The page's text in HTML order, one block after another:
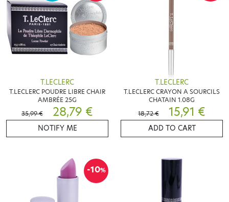
T.LECLERC
T.LECLERC POUDRE LIBRE CHAIR
AMBRÉE 25G
35,99 €
28,79 €
NOTIFY ME
T.LECLERC
T.LECLERC CRAYON A SOURCILS
CHATAIN 1.08G
18,72 €
15,91 €
ADD TO CART
-10%